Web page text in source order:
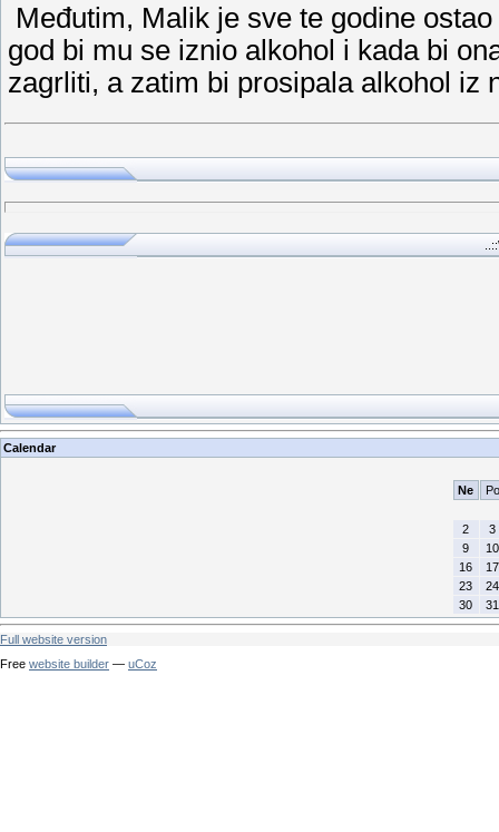
Međutim, Malik je sve te godine
god bi mu se iznio alkohol i kada bi
zagrliti, a zatim bi prosipala alkohol iz
Calendar
Ne Po
2
3
9
10
16
17
23
24
30
31
Full website version
Free website builder — uCoz